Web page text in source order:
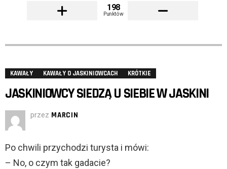
198
Punktów
KAWAŁY KAWAŁY O JASKINIOWCACH KRÓTKIE
JASKINIOWCY SIEDZĄ U SIEBIE W JASKINI
przez MARCIN
Po chwili przychodzi turysta i mówi:
– No, o czym tak gadacie?